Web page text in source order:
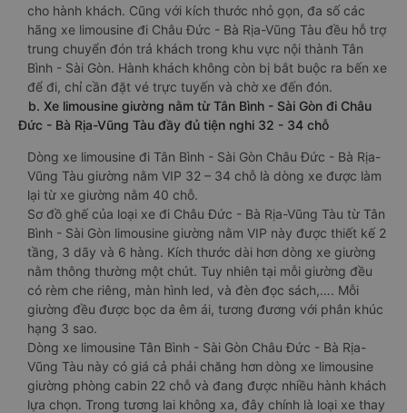
cho hành khách. Cũng với kích thước nhỏ gọn, đa số các
hãng xe limousine đi Châu Đức - Bà Rịa-Vũng Tàu đều hỗ trợ
trung chuyển đón trả khách trong khu vực nội thành Tân
Bình - Sài Gòn. Hành khách không còn bị bắt buộc ra bến xe
để đi, chỉ cần đặt vé trực tuyến và chờ xe đến đón.
b. Xe limousine giường nằm từ Tân Bình - Sài Gòn đi Châu
Đức - Bà Rịa-Vũng Tàu đầy đủ tiện nghi 32 - 34 chỗ
Dòng xe limousine đi Tân Bình - Sài Gòn Châu Đức - Bà Rịa-
Vũng Tàu giường nằm VIP 32 – 34 chỗ là dòng xe được làm
lại từ xe giường nằm 40 chỗ.
Sơ đồ ghế của loại xe đi Châu Đức - Bà Rịa-Vũng Tàu từ Tân
Bình - Sài Gòn limousine giường nằm VIP này được thiết kế 2
tầng, 3 dãy và 6 hàng. Kích thước dài hơn dòng xe giường
nằm thông thường một chút. Tuy nhiên tại mỗi giường đều
có rèm che riêng, màn hình led, và đèn đọc sách,…. Mỗi
giường đều được bọc da êm ái, tương đương với phân khúc
hạng 3 sao.
Dòng xe limousine Tân Bình - Sài Gòn Châu Đức - Bà Rịa-
Vũng Tàu này có giá cả phải chăng hơn dòng xe limousine
giường phòng cabin 22 chỗ và đang được nhiều hành khách
lựa chọn. Trong tương lai không xa, đây chính là loại xe thay